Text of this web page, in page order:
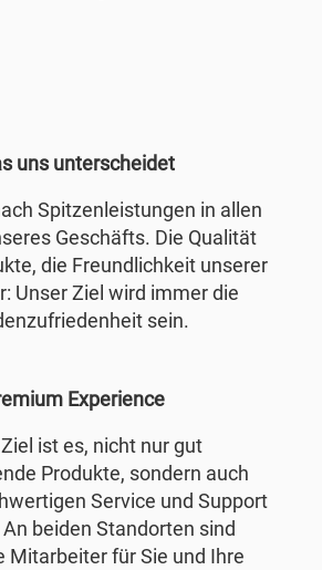
uns unterscheidet
Spitzenleistungen in allen
Geschäfts. Die Qualität
die Freundlichkeit unserer
Unser Ziel wird immer die
sein.
Experience
ist es, nicht nur gut
Produkte, sondern auch
Service und Support
beiden Standorten sind
Mitarbeiter für Sie und Ihre